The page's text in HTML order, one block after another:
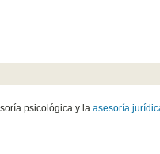
psicológica y la asesoría